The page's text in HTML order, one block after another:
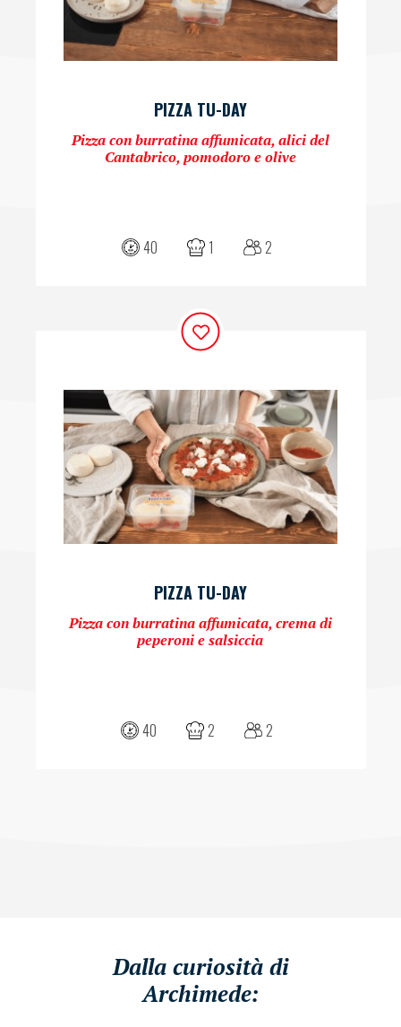
PIZZA TU-DAY
Pizza con burratina affumicata, alici del
Cantabrico, pomodoro e olive
40 1 2
PIZZA TU-DAY
Pizza con burratina affumicata, crema di
peperoni e salsiccia
40 2 2
Dalla curiosità di
Archimede: